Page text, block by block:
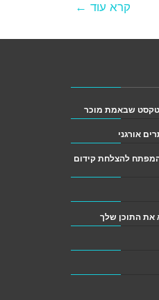
קרא עוד ←
אורגני
מחקר מילות מפתח בשנת 2025 – המפתח להצלחת קידום